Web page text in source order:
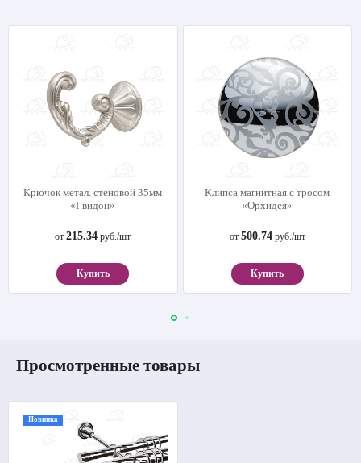
Крючок метал. стеновой 35мм
«Гвидон»
от215.34 руб./шт
Купить
Клипса магнитная с тросом
«Орхидея»
от 500.74руб./шт
Купить
Просмотренные товары
Новинка